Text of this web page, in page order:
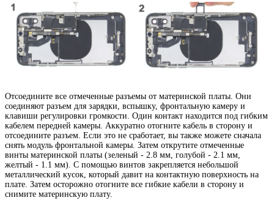
Отсоедините все отмеченные разъемы от материнской платы. Они
соединяют разъем для зарядки, вспышку, фронтальную камеру и
клавиши регулировки громкости. Один контакт находится под гибким
кабелем передней камеры. Аккуратно отогните кабель в сторону и
отсоедините разъем. Если это не сработает, вы также можете сначала
снять модуль фронтальной камеры. Затем открутите отмеченные
винты материнской платы (зеленый - 2.8 мм, голубой - 2.1 мм,
желтый - 1.1 мм). С помощью винтов закрепляется небольшой
металлический кусок, который давит на контактную поверхность на
плате. Затем осторожно отогните все гибкие кабели в сторону и
снимите материнскую плату.